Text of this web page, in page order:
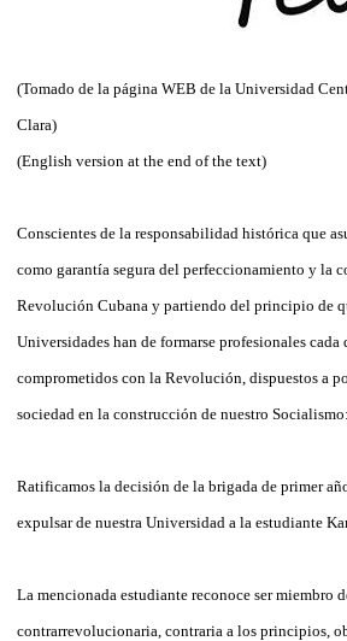
(Tomado de la página WEB de la Universidad
Clara)
(English version at the end of the text)
Conscientes de la responsabilidad histórica que
como garantía segura del perfeccionamiento y la
Revolución Cubana y partiendo del principio de
Universidades han de formarse profesionales cada
comprometidos con la Revolución, dispuestos a
sociedad en la construcción de nuestro Socialismo:
Ratificamos la decisión de la brigada de primer
expulsar de nuestra Universidad a la estudiante
La mencionada estudiante reconoce ser miembro
contrarrevolucionaria, contraria a los principios,